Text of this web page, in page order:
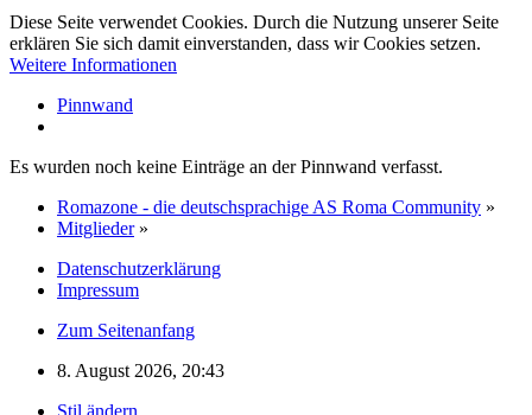
Diese Seite verwendet Cookies. Durch die Nutzung unserer Seite
erklären Sie sich damit einverstanden, dass wir Cookies setzen.
Weitere Informationen
Pinnwand
Es wurden noch keine Einträge an der Pinnwand verfasst.
Romazone - die deutschsprachige AS Roma Community »
Mitglieder »
Datenschutzerklärung
Impressum
Zum Seitenanfang
8. August 2026, 20:43
Stil ändern